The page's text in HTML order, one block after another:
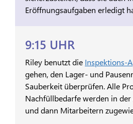
Eröffnungsaufgaben erledigt
9:15 UHR
Riley benutzt die Inspektions-
gehen, den Lager- und
Sauberkeit überprüfen. Alle
Nachfüllbedarfe werden in
und dann Mitarbeitern